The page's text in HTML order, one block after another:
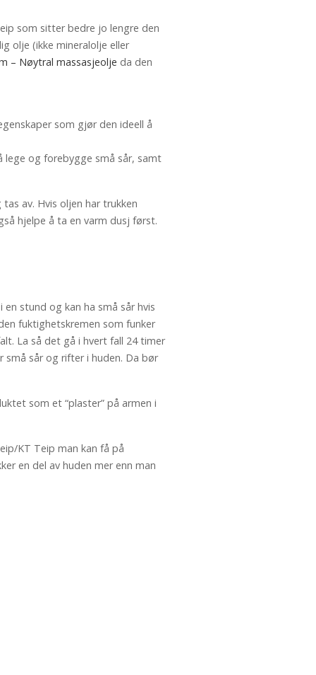
som sitter bedre jo lengre den
olje (ikke mineralolje eller
– Nøytral massasjeolje da den
som gjør den ideell å
lege og forebygge små sår, samt
av. Hvis oljen har trukken
hjelpe å ta en varm dusj først.
stund og kan ha små sår hvis
fuktighetskremen som funker
La så det gå i hvert fall 24 timer
små sår og rifter i huden. Da bør
som et “plaster” på armen i
KT Teip man kan få på
en del av huden mer enn man